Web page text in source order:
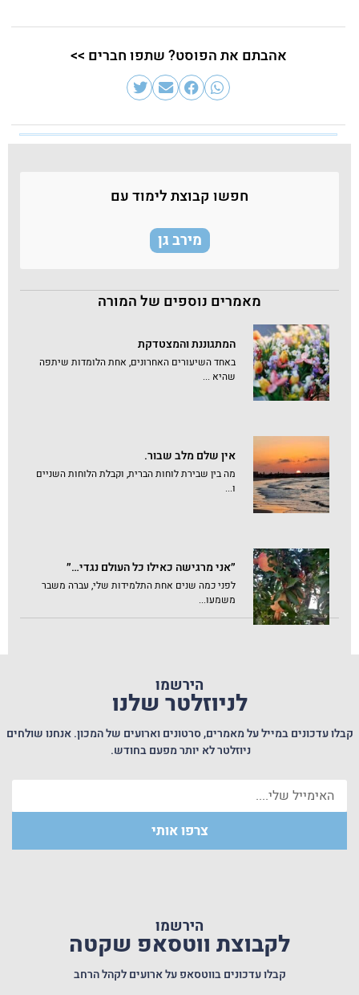
חפשו קבוצת לימוד עם
מירב גן
מאמרים נוספים של המורה
המתגוננת והמצטדקת
באחד השיעורים האחרונים, אחת הלומדות שיתפה
שהיא ...
אין שלם מלב שבור.
מה בין שבירת לוחות הברית, וקבלת הלוחות השניים
ו...
״אני מרגישה כאילו כל העולם נגדי…״
לפני כמה שנים אחת התלמידות שלי, עברה משבר
משמעו...
אהבתם את הפוסט? שתפו חברים >>
הירשמו
לניוזלטר שלנו
קבלו עדכונים במייל על מאמרים, סרטונים וארועים של המכון. אנחנו שולחים
ניוזלטר לא יותר מפעם בחודש.
צרפו אותי
הירשמו
לקבוצת ווטסאפ שקטה
קבלו עדכונים בווטסאפ על ארועים לקהל הרחב